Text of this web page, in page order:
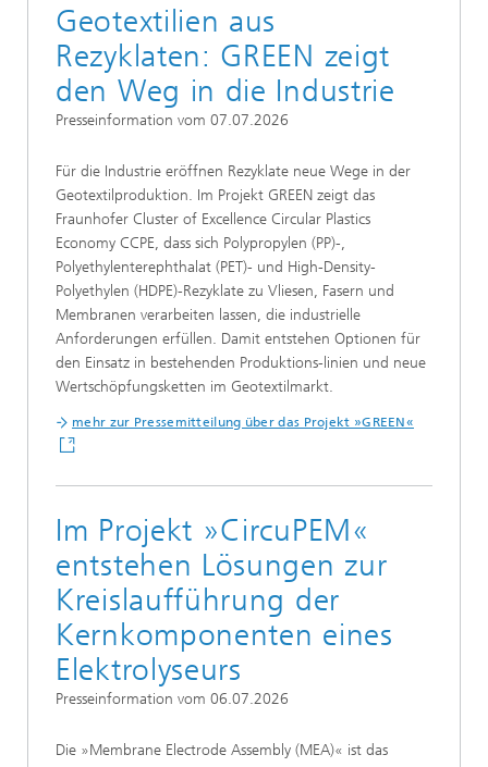
Geotextilien aus
Rezyklaten: GREEN zeigt
den Weg in die Industrie
Presseinformation vom 07.07.2026
Für die Industrie eröffnen Rezyklate neue Wege in der
Geotextilproduktion. Im Projekt GREEN zeigt das
Fraunhofer Cluster of Excellence Circular Plastics
Economy CCPE, dass sich Polypropylen (PP)-,
Polyethylenterephthalat (PET)- und High-Density-
Polyethylen (HDPE)-Rezyklate zu Vliesen, Fasern und
Membranen verarbeiten lassen, die industrielle
Anforderungen erfüllen. Damit entstehen Optionen für
den Einsatz in bestehenden Produktions-linien und neue
Wertschöpfungsketten im Geotextilmarkt.
mehr zur Pressemitteilung über das Projekt »GREEN«
Im Projekt »CircuPEM«
entstehen Lösungen zur
Kreislaufführung der
Kernkomponenten eines
Elektrolyseurs
Presseinformation vom 06.07.2026
Die »Membrane Electrode Assembly (MEA)« ist das